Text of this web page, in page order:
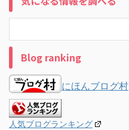
Blog ranking
にほんブログ村
人気ブログランキング